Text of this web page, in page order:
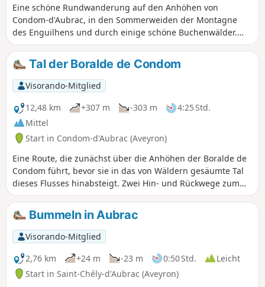
Eine schöne Rundwanderung auf den Anhöhen von
Condom-d'Aubrac, in den Sommerweiden der Montagne
des Enguilhens und durch einige schöne Buchenwälder.
Entdeckung einer Gedenkstätte des Maquis Roland de
l'Aubrac, der Grotte des Enguilhens.
Tal der Boralde de Condom
Visorando-Mitglied
12,48 km
+307 m -303 m
4:25 Std.
Mittel
Start in Condom-d'Aubrac (Aveyron)
Eine Route, die zunächst über die Anhöhen der Boralde de
Condom führt, bevor sie in das von Wäldern gesäumte Tal
dieses Flusses hinabsteigt. Zwei Hin- und Rückwege zum
Ufer der Boralde ergänzen diese Rundwanderung, um die
Ruinen einer Mühle und eine alte Brücke zu entdecken.
Bummeln in Aubrac
Visorando-Mitglied
2,76 km
+24 m -23 m 0:50 Std.
Leicht
Start in Saint-Chély-d'Aubrac (Aveyron)